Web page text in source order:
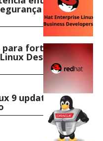
e nuvem
fortalecer o
Desktop em
9 update 5: mais